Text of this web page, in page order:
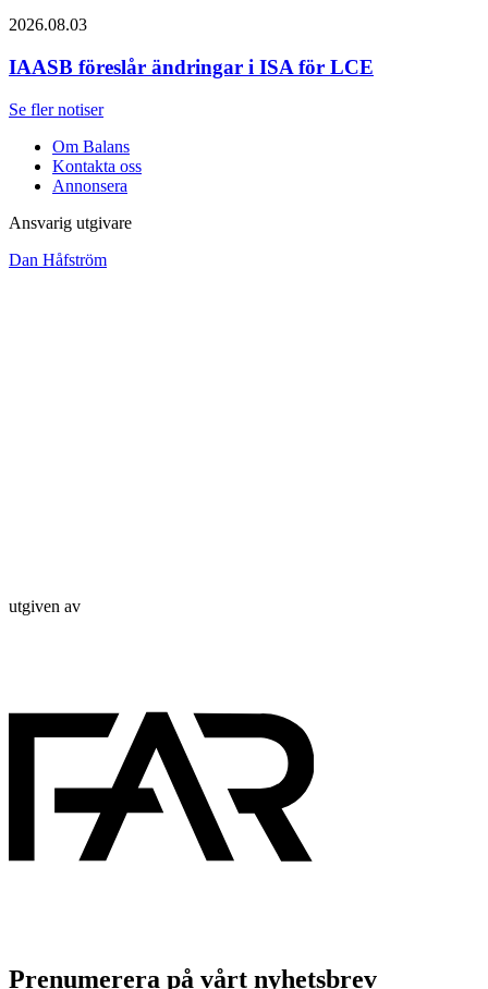
2026.08.03
IAASB föreslår ändringar i ISA för LCE
Se fler notiser
Om Balans
Kontakta oss
Annonsera
Ansvarig utgivare
Dan Håfström
utgiven av
Prenumerera på vårt nyhetsbrev